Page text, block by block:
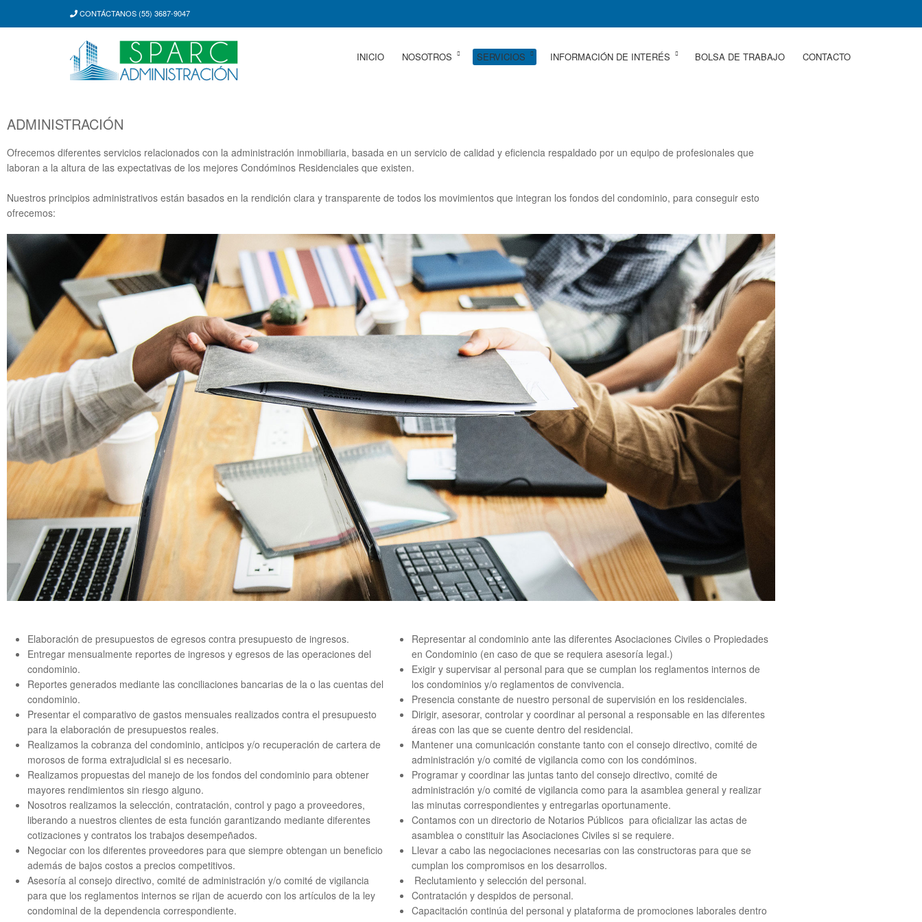
CONTÁCTANOS (55) 3687-9047
INICIO NOSOTROS SERVICIOS INFORMACIÓN DE INTERÉS BOLSA DE TRABAJO CONTACTO
ADMINISTRACIÓN
Ofrecemos diferentes servicios relacionados con la administración inmobiliaria, basada en un servicio de calidad y eficiencia respaldado por un equipo de profesionales que
laboran a la altura de las expectativas de los mejores Condóminos Residenciales que existen.
Nuestros principios administrativos están basados en la rendición clara y transparente de todos los movimientos que integran los fondos del condominio, para conseguir esto
ofrecemos:
Elaboración de presupuestos de egresos contra presupuesto de ingresos.
Entregar mensualmente reportes de ingresos y egresos de las operaciones del
condominio.
Reportes generados mediante las conciliaciones bancarias de la o las cuentas del
condominio.
Presentar el comparativo de gastos mensuales realizados contra el presupuesto
para la elaboración de presupuestos reales.
Realizamos la cobranza del condominio, anticipos y/o recuperación de cartera de
morosos de forma extrajudicial si es necesario.
Realizamos propuestas del manejo de los fondos del condominio para obtener
mayores rendimientos sin riesgo alguno.
Nosotros realizamos la selección, contratación, control y pago a proveedores,
liberando a nuestros clientes de esta función garantizando mediante diferentes
cotizaciones y contratos los trabajos desempeñados.
Negociar con los diferentes proveedores para que siempre obtengan un beneficio
además de bajos costos a precios competitivos.
Asesoría al consejo directivo, comité de administración y/o comité de vigilancia
para que los reglamentos internos se rijan de acuerdo con los artículos de la ley
condominal de la dependencia correspondiente.
Representar al condominio ante las diferentes Asociaciones Civiles o Propiedades
en Condominio (en caso de que se requiera asesoría legal.)
Exigir y supervisar al personal para que se cumplan los reglamentos internos de
los condominios y/o reglamentos de convivencia.
Presencia constante de nuestro personal de supervisión en los residenciales.
Dirigir, asesorar, controlar y coordinar al personal a responsable en las diferentes
áreas con las que se cuente dentro del residencial.
Mantener una comunicación constante tanto con el consejo directivo, comité de
administración y/o comité de vigilancia como con los condóminos.
Programar y coordinar las juntas tanto del consejo directivo, comité de
administración y/o comité de vigilancia como para la asamblea general y realizar
las minutas correspondientes y entregarlas oportunamente.
Contamos con un directorio de Notarios Públicos para oficializar las actas de
asamblea o constituir las Asociaciones Civiles si se requiere.
Llevar a cabo las negociaciones necesarias con las constructoras para que se
cumplan los compromisos en los desarrollos.
Reclutamiento y selección del personal.
Contratación y despidos de personal.
Capacitación continúa del personal y plataforma de promociones laborales dentro